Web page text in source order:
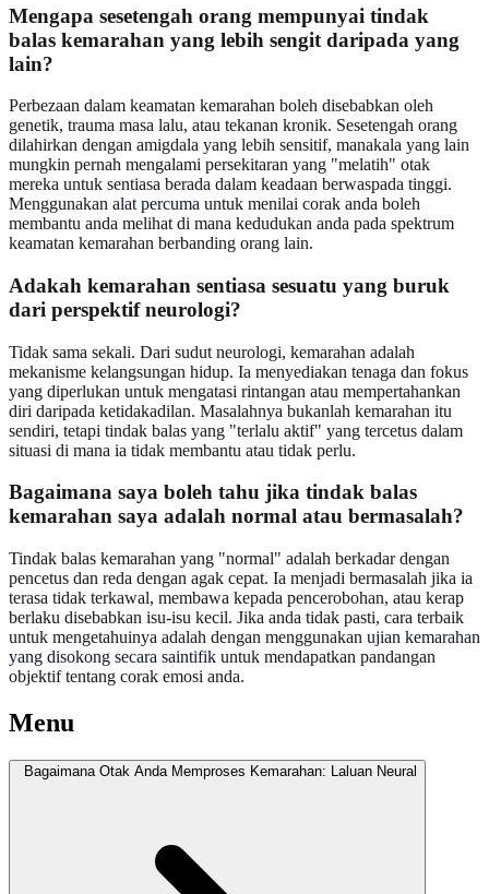
Mengapa sesetengah orang mempunyai tindak
balas kemarahan yang lebih sengit daripada yang
lain?
Perbezaan dalam keamatan kemarahan boleh disebabkan oleh
genetik, trauma masa lalu, atau tekanan kronik. Sesetengah orang
dilahirkan dengan amigdala yang lebih sensitif, manakala yang lain
mungkin pernah mengalami persekitaran yang "melatih" otak
mereka untuk sentiasa berada dalam keadaan berwaspada tinggi.
Menggunakan alat percuma untuk menilai corak anda boleh
membantu anda melihat di mana kedudukan anda pada spektrum
keamatan kemarahan berbanding orang lain.
Adakah kemarahan sentiasa sesuatu yang buruk
dari perspektif neurologi?
Tidak sama sekali. Dari sudut neurologi, kemarahan adalah
mekanisme kelangsungan hidup. Ia menyediakan tenaga dan fokus
yang diperlukan untuk mengatasi rintangan atau mempertahankan
diri daripada ketidakadilan. Masalahnya bukanlah kemarahan itu
sendiri, tetapi tindak balas yang "terlalu aktif" yang tercetus dalam
situasi di mana ia tidak membantu atau tidak perlu.
Bagaimana saya boleh tahu jika tindak balas
kemarahan saya adalah normal atau bermasalah?
Tindak balas kemarahan yang "normal" adalah berkadar dengan
pencetus dan reda dengan agak cepat. Ia menjadi bermasalah jika ia
terasa tidak terkawal, membawa kepada pencerobohan, atau kerap
berlaku disebabkan isu-isu kecil. Jika anda tidak pasti, cara terbaik
untuk mengetahuinya adalah dengan menggunakan ujian kemarahan
yang disokong secara saintifik untuk mendapatkan pandangan
objektif tentang corak emosi anda.
Menu
Bagaimana Otak Anda Memproses Kemarahan: Laluan Neural